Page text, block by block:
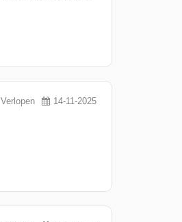
Verlopen 14-11-2025